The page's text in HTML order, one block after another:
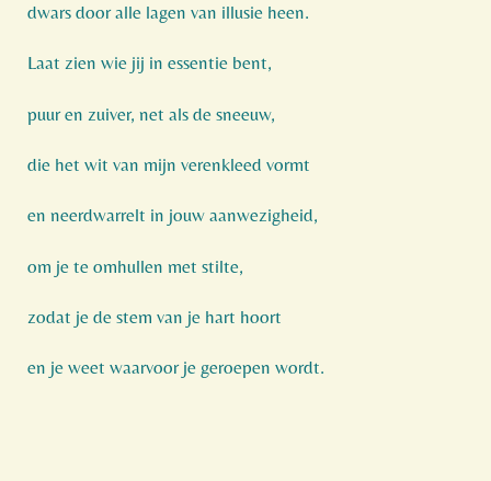
dwars door alle lagen van illusie heen.
Laat zien wie jij in essentie bent,
puur en zuiver, net als de sneeuw,
die het wit van mijn verenkleed vormt
en neerdwarrelt in jouw aanwezigheid,
om je te omhullen met stilte,
zodat je de stem van je hart hoort
en je weet waarvoor je geroepen wordt.